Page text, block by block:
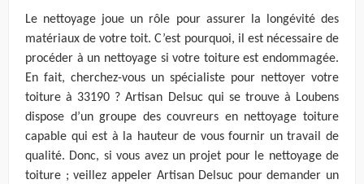
Le nettoyage joue un rôle pour assurer la longévité des
matériaux de votre toit. C’est pourquoi, il est nécessaire de
procéder à un nettoyage si votre toiture est endommagée.
En fait, cherchez-vous un spécialiste pour nettoyer votre
toiture à 33190 ? Artisan Delsuc qui se trouve à Loubens
dispose d’un groupe des couvreurs en nettoyage toiture
capable qui est à la hauteur de vous fournir un travail de
qualité. Donc, si vous avez un projet pour le nettoyage de
toiture ; veillez appeler Artisan Delsuc pour demander un